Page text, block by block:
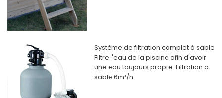
Système de filtration complet à sable
Filtre l'eau de la piscine afin d'avoir
une eau toujours propre. Filtration à
sable 6m³/h